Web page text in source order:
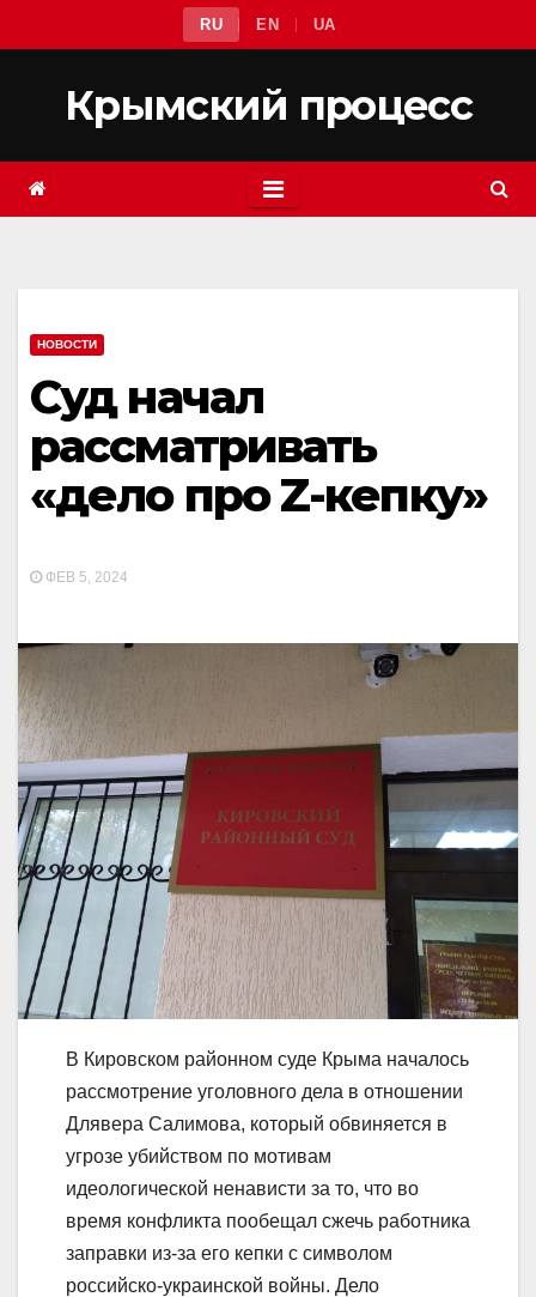
к
содержимому
RU EN UA
Крымский процесс
НОВОСТИ
Суд начал
рассматривать
«дело про Z-кепку»
ФЕВ 5, 2024
В Кировском районном суде Крыма началось
рассмотрение уголовного дела в отношении
Длявера Салимова, который обвиняется в
угрозе убийством по мотивам
идеологической ненависти за то, что во
время конфликта пообещал сжечь работника
заправки из-за его кепки с символом
российско-украинской войны. Дело